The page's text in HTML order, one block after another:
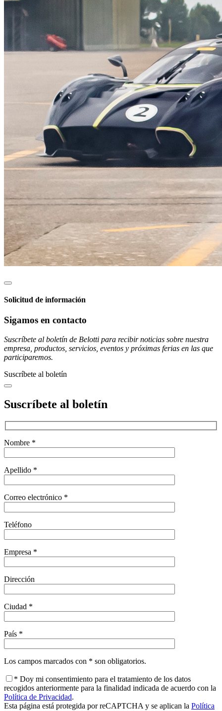
Solicitud de información
Sigamos en contacto
Suscríbete al boletín de Belotti para recibir noticias sobre nuestra
empresa, productos, servicios, eventos y próximas ferias en las que
participaremos.
Suscríbete al boletín
Suscríbete al boletín
Nombre *
Apellido *
Correo electrónico *
Teléfono
Empresa *
Dirección
Ciudad *
País *
Los campos marcados con * son obligatorios.
* Doy mi consentimiento para el tratamiento de los datos
recogidos anteriormente para la finalidad indicada de acuerdo con la
Política de Privacidad.
Esta página está protegida por reCAPTCHA y se aplican la Política